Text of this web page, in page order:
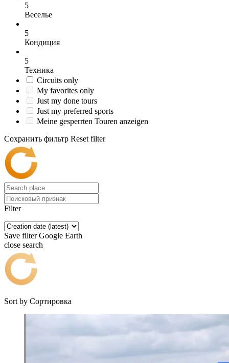
5
Веселье
5
Кондиция
5
Техника
Circuits only
My favorites only
Just my done tours
Just my preferred sports
Meine gesperrten Touren anzeigen
Сохранить фильтр Reset filter
Filter
Save filter Google Earth
close search
Sort by Сортировка